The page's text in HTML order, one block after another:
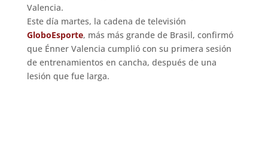
Valencia.
Este día martes, la cadena de televisión
GloboEsporte, más más grande de Brasil, confirmó
que Énner Valencia cumplió con su primera sesión
de entrenamientos en cancha, después de una
lesión que fue larga.